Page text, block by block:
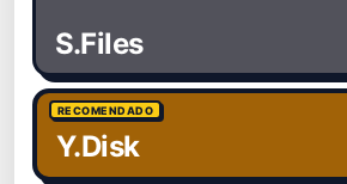
S.Files
RECOMENDADO
Y.Disk